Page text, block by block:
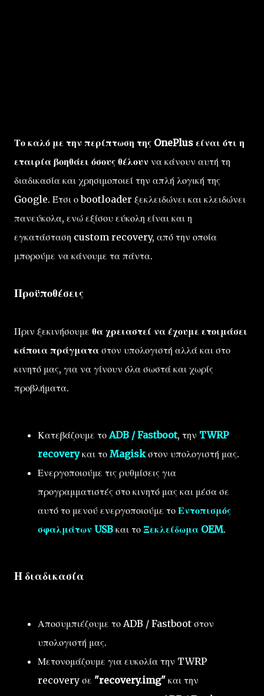
Το καλό με την περίπτωση της OnePlus είναι ότι η
εταιρία βοηθάει όσους θέλουν να κάνουν αυτή τη
διαδικασία και χρησιμοποιεί την απλή λογική της
Google. Έτσι ο bootloader ξεκλειδώνει και κλειδώνει
πανεύκολα, ενώ εξίσου εύκολη είναι και η
εγκατάσταση custom recovery, από την οποία
μπορούμε να κάνουμε τα πάντα.
Προϋποθέσεις
Πριν ξεκινήσουμε θα χρειαστεί να έχουμε ετοιμάσει
κάποια πράγματα στον υπολογιστή αλλά και στο
κινητό μας, για να γίνουν όλα σωστά και χωρίς
προβλήματα.
Κατεβάζουμε τοADB / Fastboot, την TWRP
recoveryκαι το Magiskστον υπολογιστή μας.
Ενεργοποιούμε τις ρυθμίσεις για
προγραμματιστές στο κινητό μας και μέσα σε
αυτό το μενού ενεργοποιούμε το Εντοπισμός
σφαλμάτων USB και το Ξεκλείδωμα OEM.
Η διαδικασία
Αποσυμπιέζουμε το ADB / Fastboot στον
υπολογιστή μας.
Μετονομάζουμε για ευκολία την TWRP
recovery σε "recovery.img" και την